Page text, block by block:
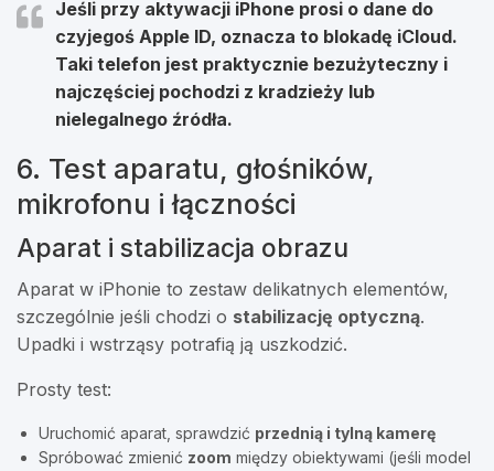
Jeśli przy aktywacji iPhone prosi o dane do
czyjegoś Apple ID, oznacza to blokadę iCloud.
Taki telefon jest praktycznie bezużyteczny i
najczęściej pochodzi z kradzieży lub
nielegalnego źródła.
6. Test aparatu, głośników,
mikrofonu i łączności
Aparat i stabilizacja obrazu
Aparat w iPhonie to zestaw delikatnych elementów,
szczególnie jeśli chodzi o stabilizację optyczną.
Upadki i wstrząsy potrafią ją uszkodzić.
Prosty test:
Uruchomić aparat, sprawdzić przednią i tylną kamerę
Spróbować zmienić zoom między obiektywami (jeśli model